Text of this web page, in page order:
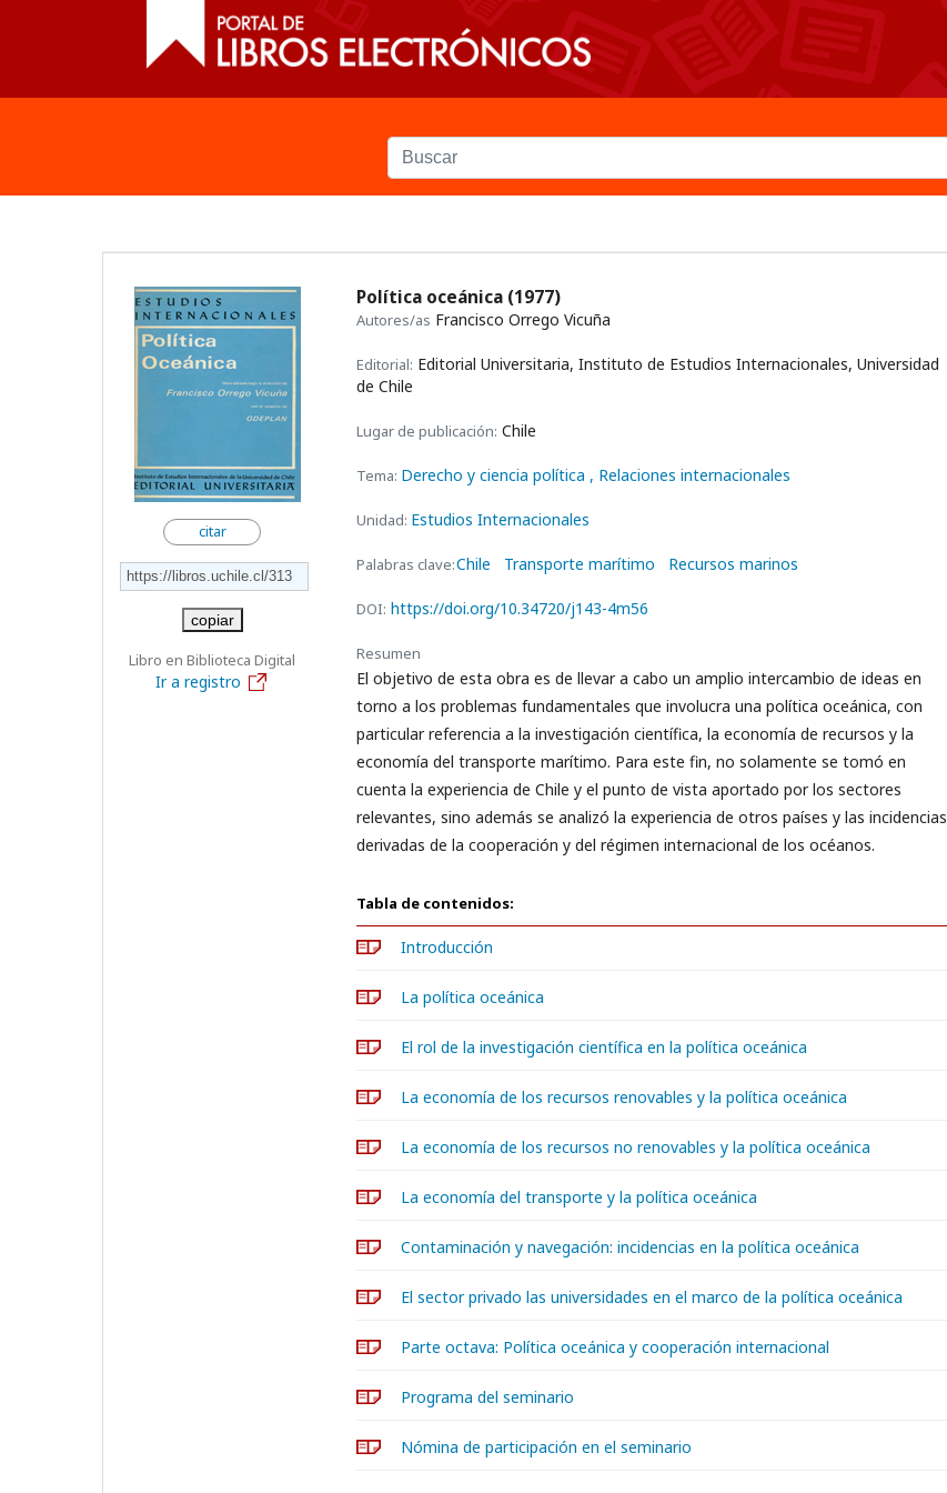
citar
copiar
Libro en Biblioteca Digital
Ir a registro
Política oceánica (1977)
Autores/as Francisco Orrego Vicuña
Editorial: Editorial Universitaria, Instituto de Estudios Internacionales, Universidad
de Chile
Lugar de publicación: Chile
Tema: Derecho y ciencia política , Relaciones internacionales
Unidad: Estudios Internacionales
Palabras clave:Chile Transporte marítimo Recursos marinos
DOI: https://doi.org/10.34720/j143-4m56
Resumen
El objetivo de esta obra es de llevar a cabo un amplio intercambio de ideas en
torno a los problemas fundamentales que involucra una política oceánica, con
particular referencia a la investigación científica, la economía de recursos y la
economía del transporte marítimo. Para este fin, no solamente se tomó en
cuenta la experiencia de Chile y el punto de vista aportado por los sectores
relevantes, sino además se analizó la experiencia de otros países y las incidencias
derivadas de la cooperación y del régimen internacional de los océanos.
Tabla de contenidos:
Introducción
La política oceánica
El rol de la investigación científica en la política oceánica
La economía de los recursos renovables y la política oceánica
La economía de los recursos no renovables y la política oceánica
La economía del transporte y la política oceánica
Contaminación y navegación: incidencias en la política oceánica
El sector privado las universidades en el marco de la política oceánica
Parte octava: Política oceánica y cooperación internacional
Programa del seminario
Nómina de participación en el seminario